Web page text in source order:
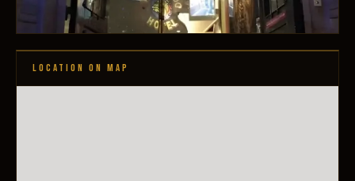
LOCATION ON MAP